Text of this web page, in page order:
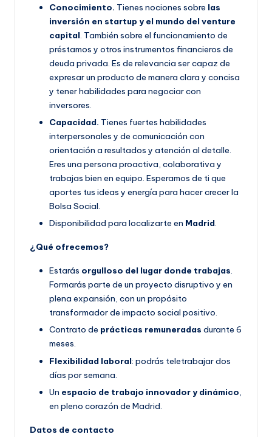
Conocimiento. Tienes nociones sobre las
inversión en startup y el mundo del venture
capital. También sobre el funcionamiento de
préstamos y otros instrumentos financieros de
deuda privada. Es de relevancia ser capaz de
expresar un producto de manera clara y concisa
y tener habilidades para negociar con
inversores.
Capacidad. Tienes fuertes habilidades
interpersonales y de comunicación con
orientación a resultados y atención al detalle.
Eres una persona proactiva, colaborativa y
trabajas bien en equipo. Esperamos de ti que
aportes tus ideas y energía para hacer crecer la
Bolsa Social.
Disponibilidad para localizarte en Madrid.
¿Qué ofrecemos?
Estarás orgulloso del lugar donde trabajas.
Formarás parte de un proyecto disruptivo y en
plena expansión, con un propósito
transformador de impacto social positivo.
Contrato de prácticas remuneradas durante 6
meses.
Flexibilidad laboral: podrás teletrabajar dos
días por semana.
Un espacio de trabajo innovador y dinámico,
en pleno corazón de Madrid.
Datos de contacto